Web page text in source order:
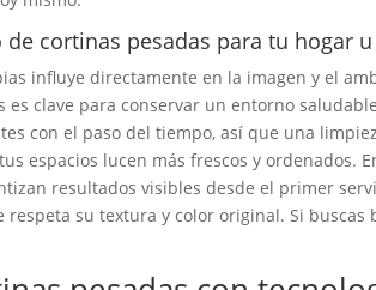
cortinas pesadas para tu hogar
influye directamente en la imagen y el
es clave para conservar un entorno
con el paso del tiempo, así que una
espacios lucen más frescos y ordenados.
resultados visibles desde el primer
su textura y color original. Si buscas